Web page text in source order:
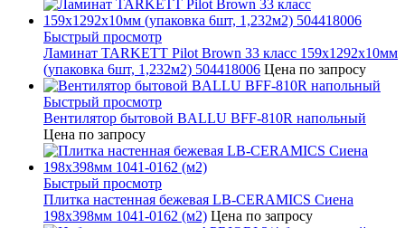
Быстрый просмотр
Ламинат TARKETT Pilot Brown 33 класс 159х1292х10мм
(упаковка 6шт, 1,232м2) 504418006 Цена по запросу
Быстрый просмотр
Вентилятор бытовой BALLU BFF-810R напольный
Цена по запросу
Быстрый просмотр
Плитка настенная бежевая LB-CERAMICS Сиена
198x398мм 1041-0162 (м2) Цена по запросу